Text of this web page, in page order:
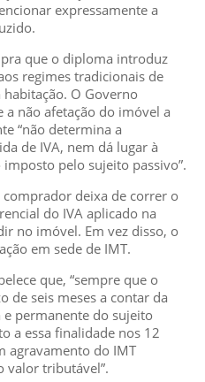
expressamente a
que o diploma introduz
regimes tradicionais de
O Governo
não afetação do imóvel a
“não determina a
de IVA, nem dá lugar à
pelo sujeito passivo”.
deixa de correr o
do IVA aplicado na
no imóvel. Em vez disso, o
em sede de IMT.
que, “sempre que o
de seis meses a contar da
permanente do sujeito
a essa finalidade nos 12
agravamento do IMT
valor tributável”.